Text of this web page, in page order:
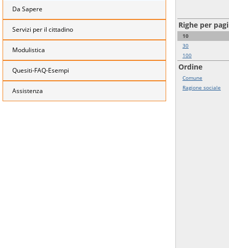
Da Sapere
Servizi per il cittadino
Modulistica
Quesiti-FAQ-Esempi
Assistenza
Righe per
10
30
100
Ordine
Comune
Ragione sociale